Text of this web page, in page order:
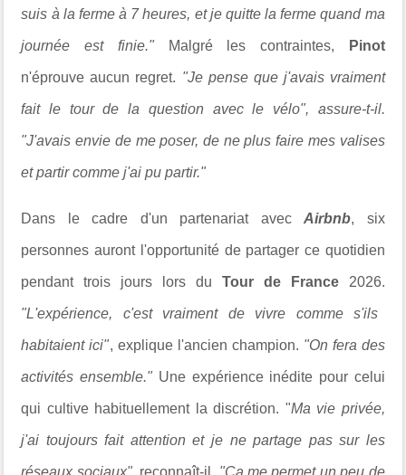
suis à la ferme à 7 heures, et je quitte la ferme quand ma
journée est finie." Malgré les contraintes, Pinot
n'éprouve aucun regret. "Je pense que j'avais vraiment
fait le tour de la question avec le vélo", assure-t-il.
"J'avais envie de me poser, de ne plus faire mes valises
et partir comme j'ai pu partir."
Dans le cadre d'un partenariat avecAirbnb, six
personnes auront l'opportunité de partager ce quotidien
pendant trois jours lors du Tour de France2026.
"L'expérience, c'est vraiment de vivre comme s'ils
habitaient ici", explique l'ancien champion. "On fera des
activités ensemble." Une expérience inédite pour celui
qui cultive habituellement la discrétion. "Ma vie privée,
j'ai toujours fait attention et je ne partage pas sur les
réseaux sociaux", reconnaît-il. "Ça me permet un peu de